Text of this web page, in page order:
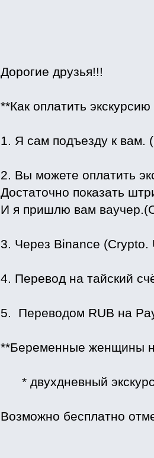
Дорогие друзья!!!
**Как оплатить
1. Я сам подъезду к вам.
2. Вы можете оплатить
Достаточно показать
И я пришлю вам
3. Через Binance (Crypto.
4. Перевод на тайский
5. Переводом RUB на
**Беременные женщины
* двухдневный
Возможно бесплатно